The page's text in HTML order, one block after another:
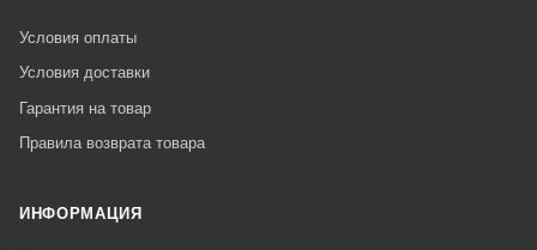
Условия оплаты
Условия доставки
Гарантия на товар
Правила возврата товара
ИНФОРМАЦИЯ